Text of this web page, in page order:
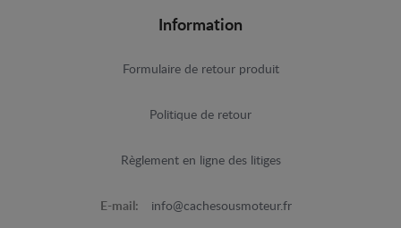
Information
Formulaire de retour produit
Politique de retour
Règlement en ligne des litiges
E-mail: info@cachesousmoteur.fr